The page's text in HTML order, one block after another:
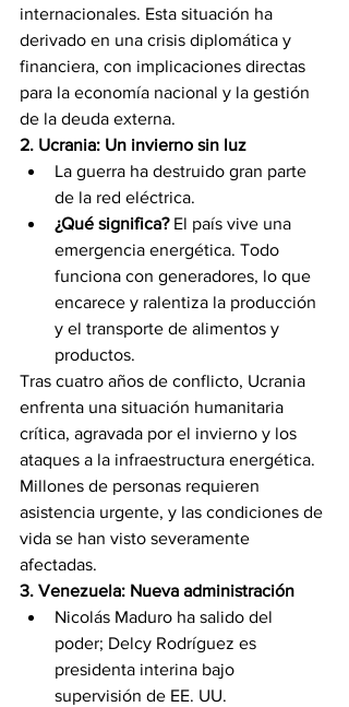
internacionales. Esta situación ha
derivado en una crisis diplomática y
financiera, con implicaciones directas
para la economía nacional y la gestión
de la deuda externa.
2. Ucrania: Un invierno sin luz
La guerra ha destruido gran parte
de la red eléctrica.
¿Qué significa? El país vive una
emergencia energética. Todo
funciona con generadores, lo que
encarece y ralentiza la producción
y el transporte de alimentos y
productos.
Tras cuatro años de conflicto, Ucrania
enfrenta una situación humanitaria
crítica, agravada por el invierno y los
ataques a la infraestructura energética.
Millones de personas requieren
asistencia urgente, y las condiciones de
vida se han visto severamente
afectadas.
3. Venezuela: Nueva administración
Nicolás Maduro ha salido del
poder; Delcy Rodríguez es
presidenta interina bajo
supervisión de EE. UU.